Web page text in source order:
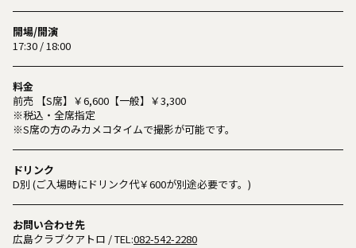
開場/開演
17:30 / 18:00
料金
前売 【S席】￥6,600【一般】￥3,300
※税込・全席指定
※S席の方のみカメコタイムで撮影が可能です。
ドリンク
D別 (ご入場時にドリンク代￥600が別途必要です。)
お問い合わせ先
広島クラブクアトロ / TEL:082-542-2280